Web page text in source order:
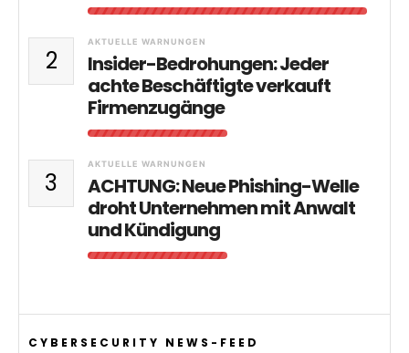
2
AKTUELLE WARNUNGEN
Insider-Bedrohungen: Jeder
achte Beschäftigte verkauft
Firmenzugänge
3
AKTUELLE WARNUNGEN
ACHTUNG: Neue Phishing-Welle
droht Unternehmen mit Anwalt
und Kündigung
CYBERSECURITY NEWS-FEED